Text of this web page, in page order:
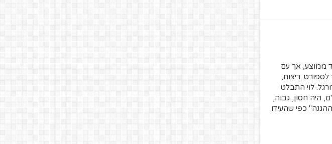
ממוצע, אך עם
ריצות,
לוי התבלט
היה חסון, גבוה,
כפי שהעידו